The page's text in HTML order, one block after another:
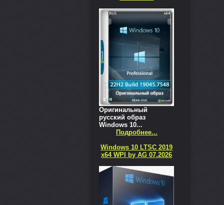
Оригинальный
русский образ
Windows 10...
Подробнее...
Windows 10 LTSC 2019
x64 WPI by AG 07.2026